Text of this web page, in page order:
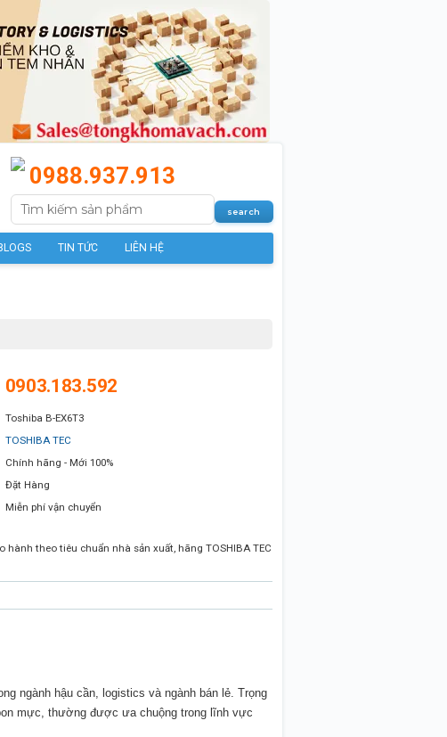
0988.937.913
TIN TỨC LIÊN HỆ
0903.183.592
Toshiba B-EX6T3
TOSHIBA TEC
Chính hãng - Mới 100%
Đặt Hàng
Miễn phí vận chuyển
hành theo tiêu chuẩn nhà sản xuất, hãng TOSHIBA TEC
ngành hậu cần, logistics và ngành bán lẻ. Trọng
mực, thường được ưa chuộng trong lĩnh vực